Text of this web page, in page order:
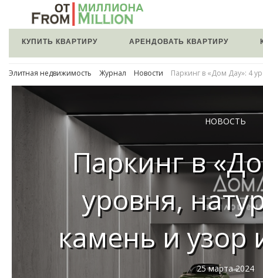
КУПИТЬ КВАРТИРУ АРЕНДОВАТЬ КВАРТИРУ
Элитная недвижимость Журнал Новости Паркинг в «Дом Дау»: 4
НОВОСТЬ
Паркинг в
уровня,
камень и узор
25 марта 2024